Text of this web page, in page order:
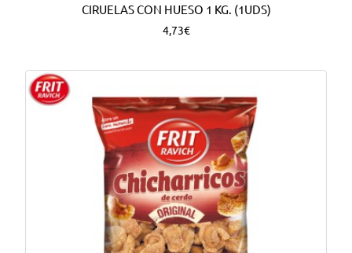
CIRUELAS CON HUESO 1 KG. (1UDS)
4,73€